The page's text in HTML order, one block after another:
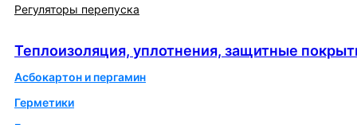
Регуляторы перепуска
Теплоизоляция, уплотнения, защитные
Асбокартон и пергамин
Герметики